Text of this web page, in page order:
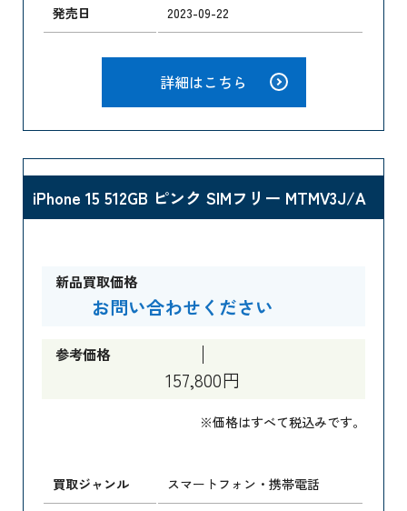
発売日 2023-09-22
詳細はこちら
iPhone 15 512GB ピンク SIMフリー MTMV3J/A
新品買取価格
お問い合わせください
参考価格
157,800円
※価格はすべて税込みです。
買取ジャンル スマートフォン・携帯電話